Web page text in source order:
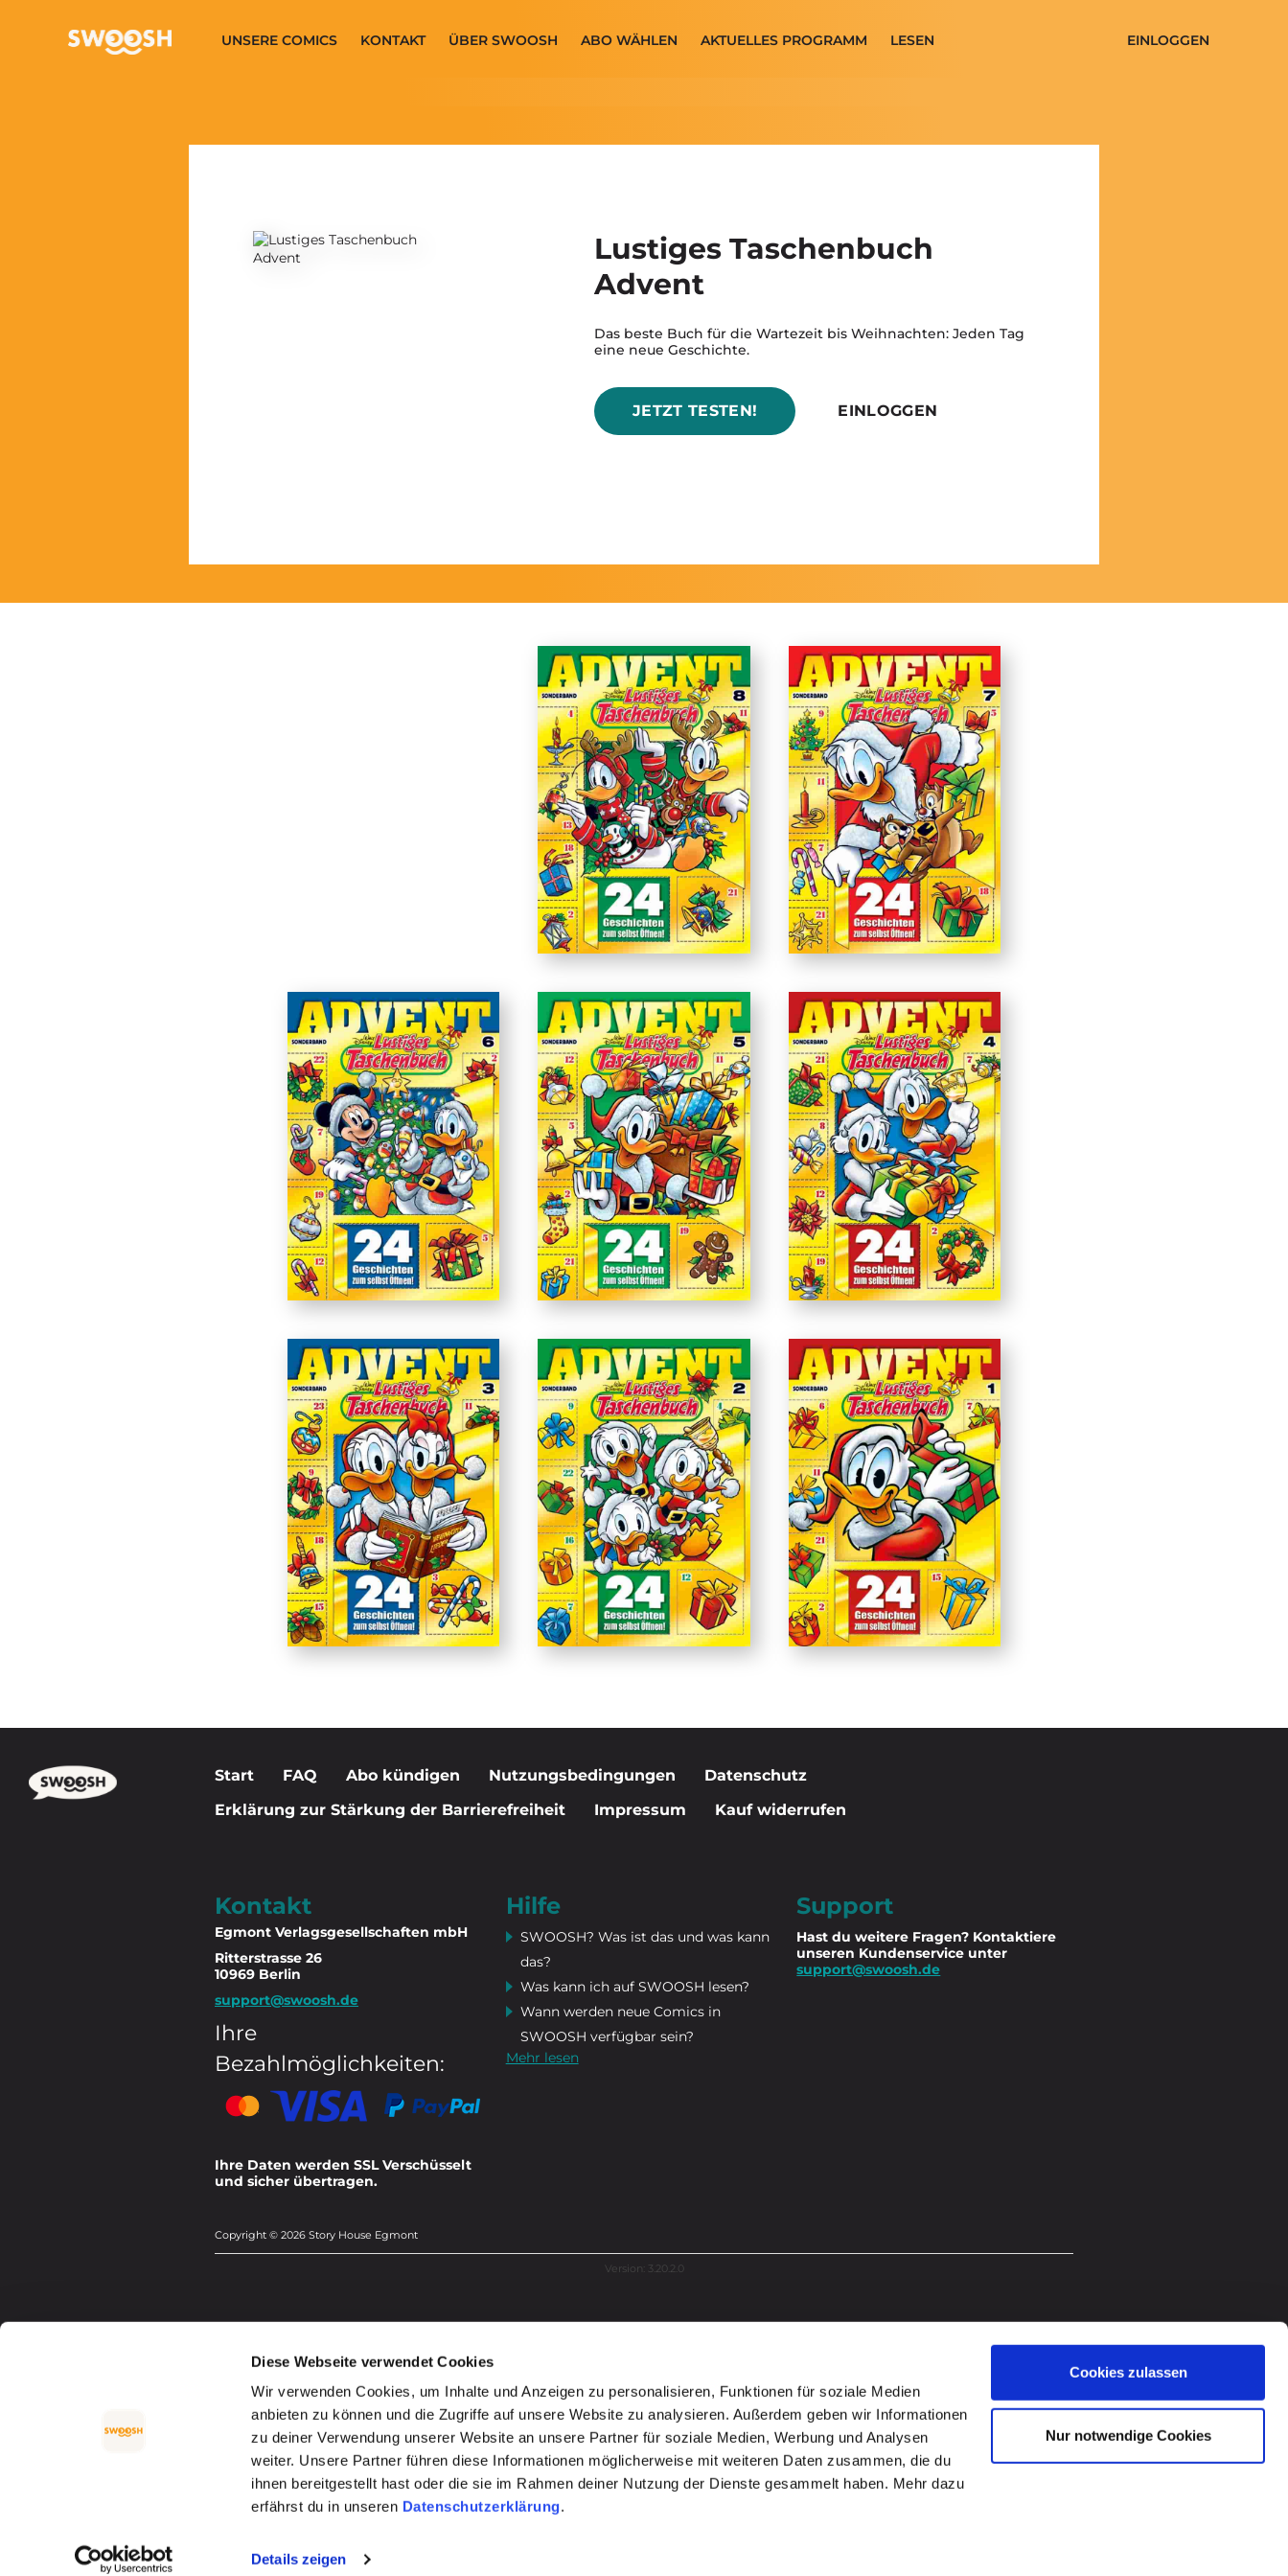
Diese Webseite verwendet Cookies
Wir verwenden Cookies, um Inhalte und Anzeigen zu personalisieren, Funktionen für soziale Medien
anbieten zu können und die Zugriffe auf unsere Website zu analysieren. Außerdem geben wir Informationen
zu deiner Verwendung unserer Website an unsere Partner für soziale Medien, Werbung und Analysen
weiter. Unsere Partner führen diese Informationen möglicherweise mit weiteren Daten zusammen, die du
ihnen bereitgestellt hast oder die sie im Rahmen deiner Nutzung der Dienste gesammelt haben. Mehr dazu
erfährst du in unseren Datenschutzerklärung.
Details zeigen
Cookies zulassen
Nur notwendige Cookies
UNSERE COMICS
KONTAKT ÜBER SWOOSH ABO WÄHLEN AKTUELLES PROGRAMM LESEN EINLOGGEN
Lustiges Taschenbuch
Advent
Das beste Buch für die Wartezeit bis Weihnachten: Jeden Tag
eine neue Geschichte.
JETZT TESTEN! EINLOGGEN
Start FAQ Abo kündigen Nutzungsbedingungen
Datenschutz
Erklärung zur Stärkung der Barrierefreiheit
Impressum Kauf widerrufen
Kontakt
Egmont Verlagsgesellschaften mbH
Ritterstrasse 26
10969 Berlin
support@swoosh.de
Ihre
Bezahlmöglichkeiten:
Ihre Daten werden SSL Verschüsselt
und sicher übertragen.
Hilfe
SWOOSH? Was ist das und was kann
das?
Was kann ich auf SWOOSH lesen?
Wann werden neue Comics in
SWOOSH verfügbar sein?
Mehr lesen
Support
Hast du weitere Fragen? Kontaktiere
unseren Kundenservice unter
support@swoosh.de
Copyright © 2026 Story House Egmont
Version: 3.20.2.0